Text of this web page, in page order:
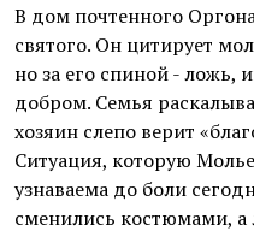
В дом почтенного
святого. Он цитирует
но за его спиной - ложь,
добром. Семья
хозяин слепо верит
Ситуация, которую
узнаваема до боли
сменились костюмами,